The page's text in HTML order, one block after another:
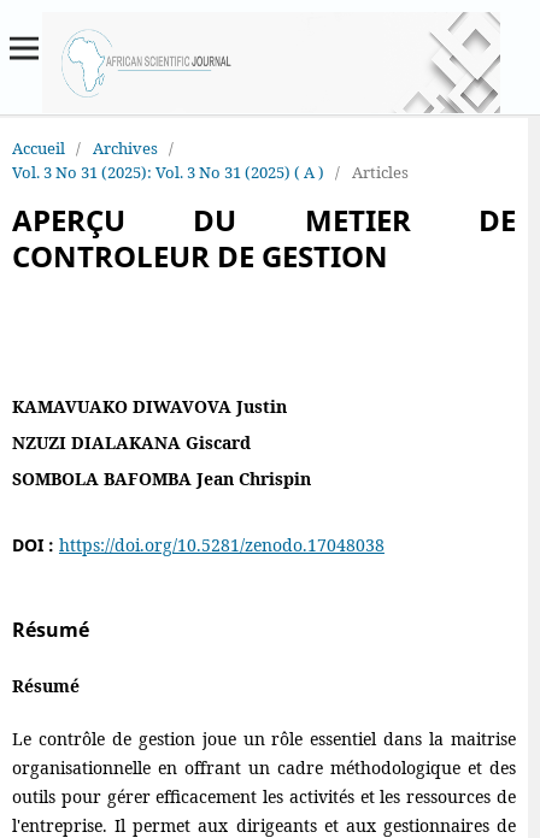
Accueil / Archives /
Vol. 3 No 31 (2025): Vol. 3 No 31 (2025) ( A ) / Articles
APERÇU DU METIER DE
CONTROLEUR DE GESTION
KAMAVUAKO DIWAVOVA Justin
NZUZI DIALAKANA Giscard
SOMBOLA BAFOMBA Jean Chrispin
DOI : https://doi.org/10.5281/zenodo.17048038
Résumé
Résumé
Le contrôle de gestion joue un rôle essentiel dans la maitrise
organisationnelle en offrant un cadre méthodologique et des
outils pour gérer efficacement les activités et les ressources de
l'entreprise. Il permet aux dirigeants et aux gestionnaires de